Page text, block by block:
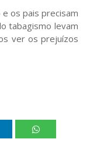
os pais precisam
tabagismo levam
ver os prejuízos